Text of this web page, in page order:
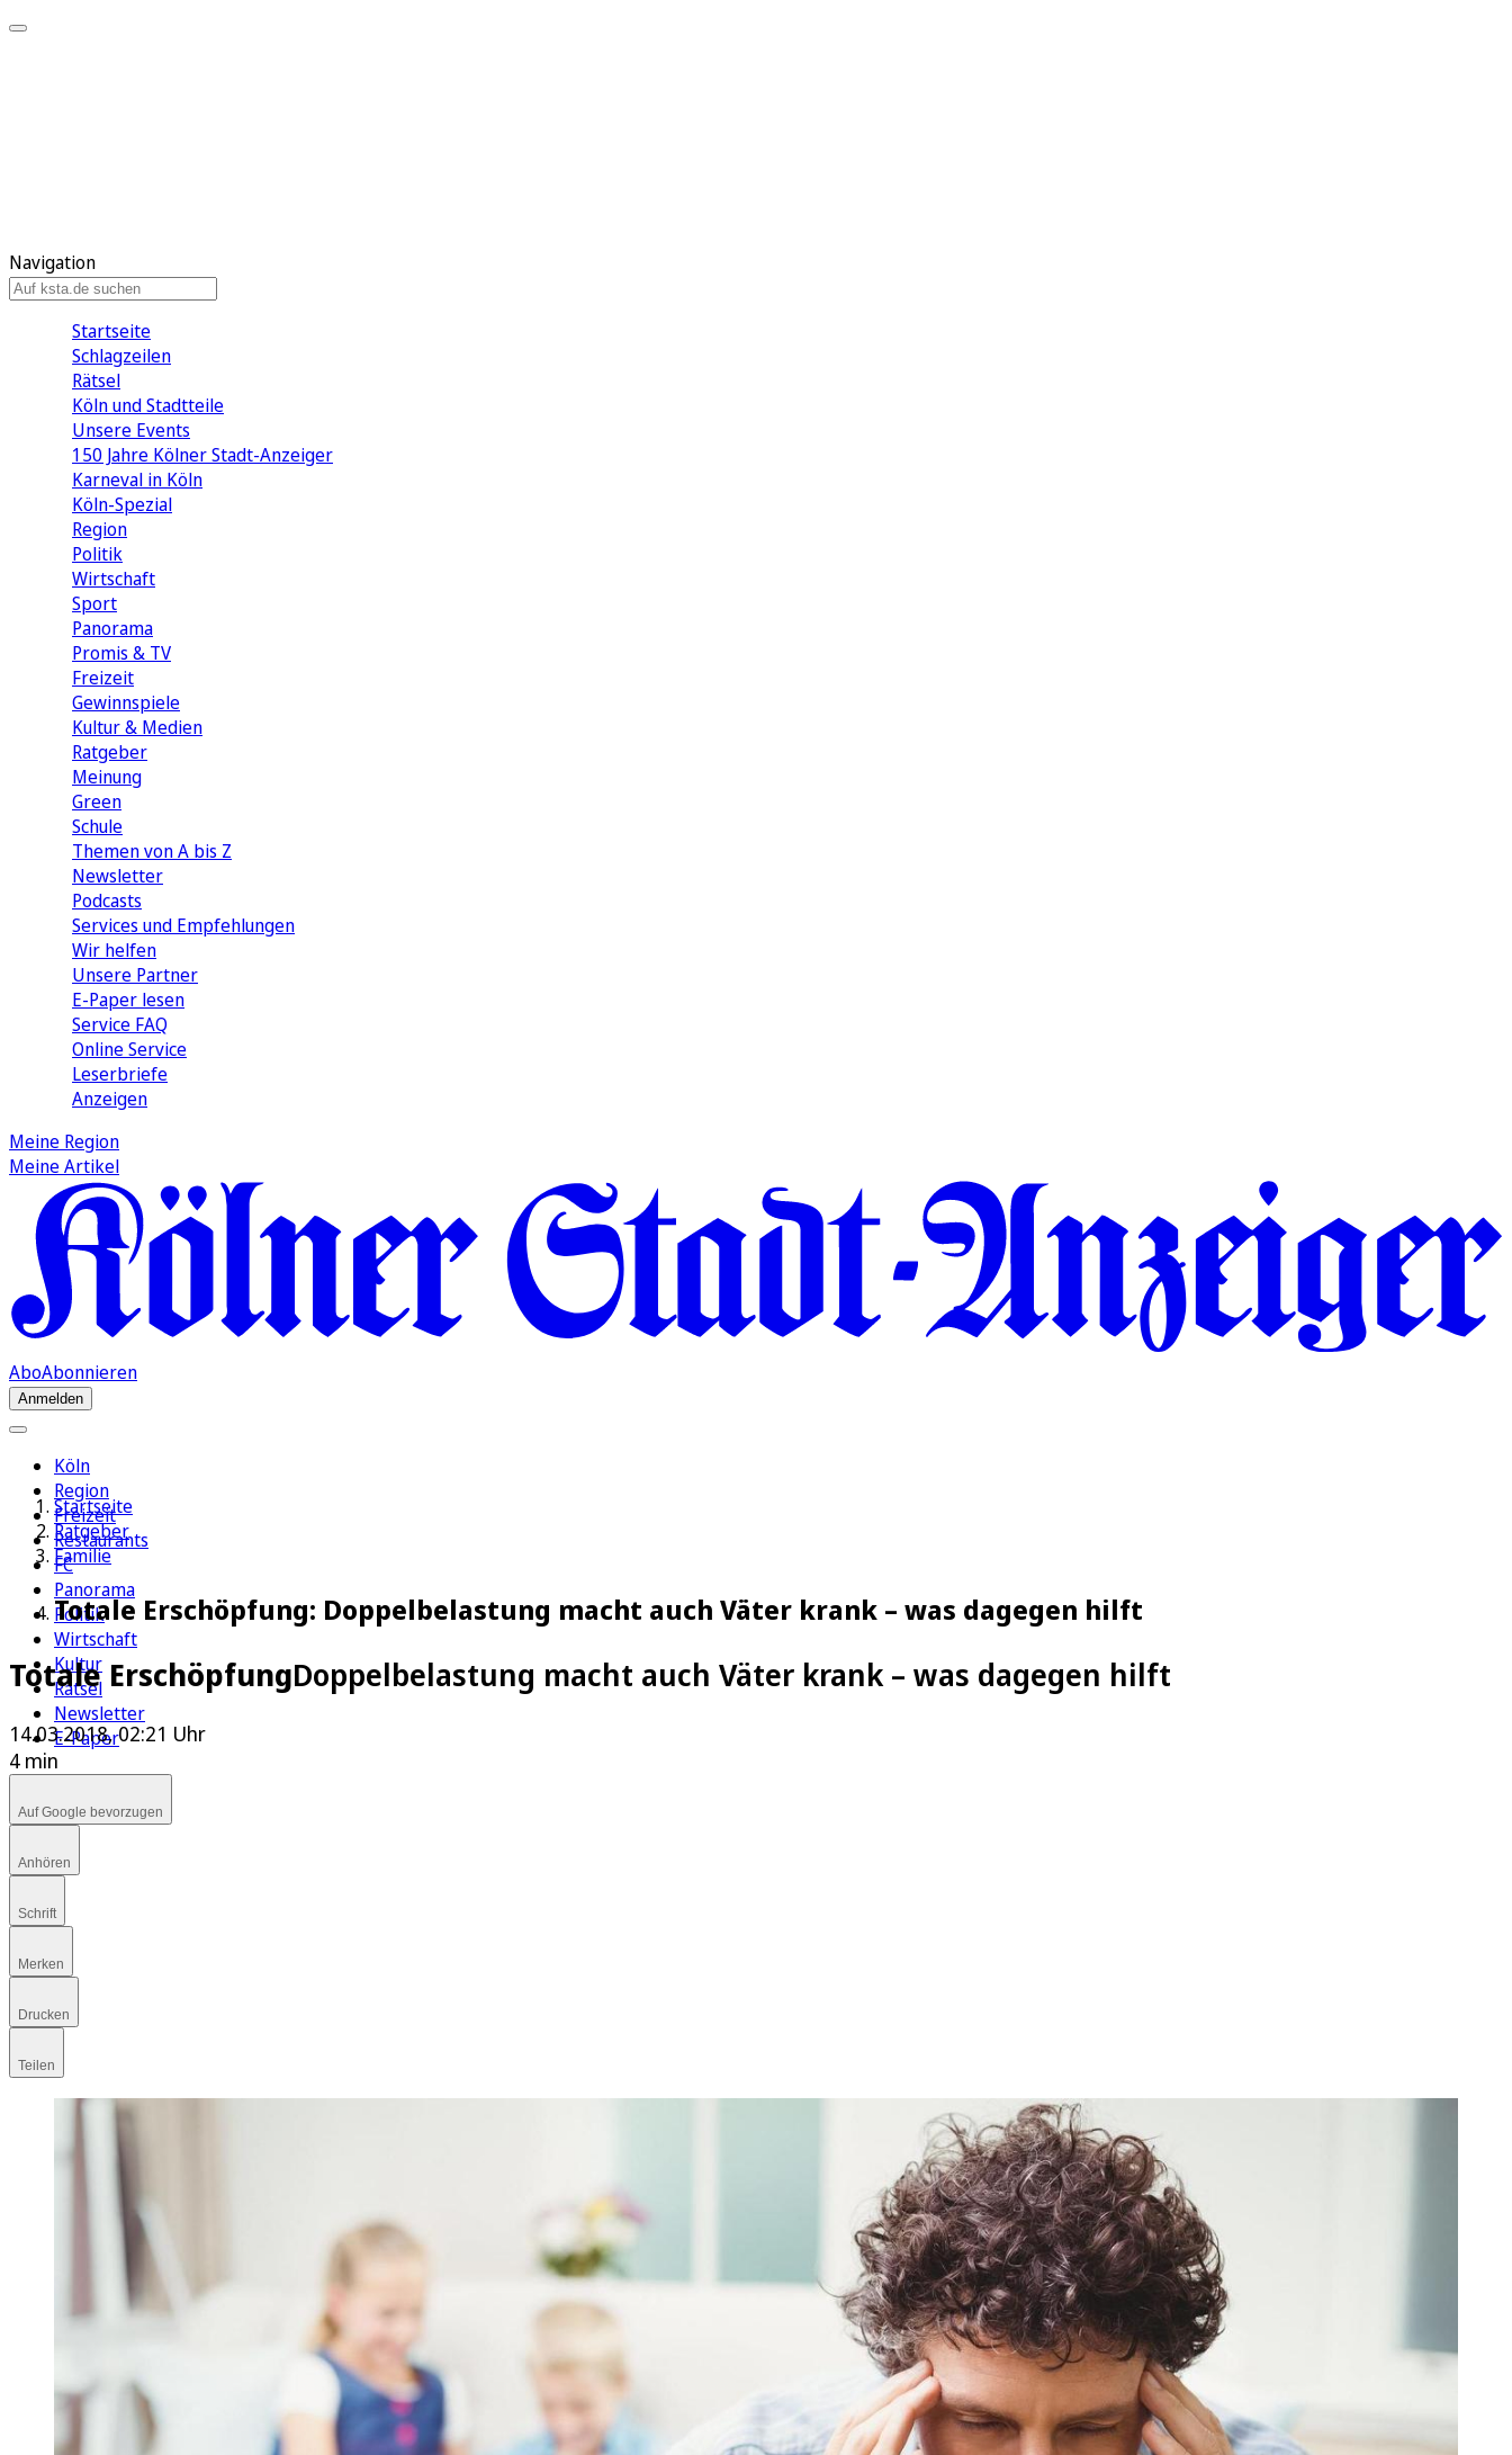
Navigation
Startseite
Schlagzeilen
Rätsel
Köln und Stadtteile
Unsere Events
150 Jahre Kölner Stadt-Anzeiger
Karneval in Köln
Köln-Spezial
Region
Politik
Wirtschaft
Sport
Panorama
Promis & TV
Freizeit
Gewinnspiele
Kultur & Medien
Ratgeber
Meinung
Green
Schule
Themen von A bis Z
Newsletter
Podcasts
Services und Empfehlungen
Wir helfen
Unsere Partner
E-Paper lesen
Service FAQ
Online Service
Leserbriefe
Anzeigen
Meine Region
Meine Artikel
AboAbonnieren
Anmelden
Köln
Region
Freizeit
Restaurants
FC
Panorama
Politik
Wirtschaft
Kultur
Rätsel
Newsletter
E-Paper
Startseite
Ratgeber
Familie
Totale Erschöpfung: Doppelbelastung macht auch Väter krank – was dagegen hilft
Totale ErschöpfungDoppelbelastung macht auch Väter krank – was dagegen hilft
14.03.2018, 02:21 Uhr
4 min
Auf Google bevorzugen
Anhören
Schrift
Merken
Drucken
Teilen